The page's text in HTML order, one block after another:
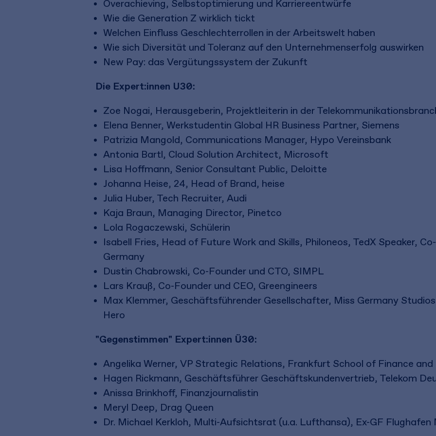
Overachieving, Selbstoptimierung und Karriereentwürfe
Wie die Generation Z wirklich tickt
Welchen Einfluss Geschlechterrollen in der Arbeitswelt haben
Wie sich Diversität und Toleranz auf den Unternehmenserfolg auswirken
New Pay: das Vergütungssystem der Zukunft
Die Expert:innen U30:
Zoe Nogai, Herausgeberin, Projektleiterin in der
Elena Benner, Werkstudentin Global HR Business Partner, Siemens
Patrizia Mangold, Communications Manager, Hypo Vereinsbank
Antonia Bartl, Cloud Solution Architect, Microsoft
Lisa Hoffmann, Senior Consultant Public, Deloitte
Johanna Heise, 24, Head of Brand, heise
Julia Huber, Tech Recruiter, Audi
Kaja Braun, Managing Director, Pinetco
Lola Rogaczewski, Schülerin
Isabell Fries, Head of Future Work and Skills, Philoneos, TedX Speaker,
Germany
Dustin Chabrowski, Co-Founder und CTO, SIMPL
Lars Krauß, Co-Founder und CEO, Greengineers
Max Klemmer, Geschäftsführender Gesellschafter, Miss Germany
Hero
"Gegenstimmen" Expert:innen Ü30:
Angelika Werner, VP Strategic Relations, Frankfurt School of Finance
Hagen Rickmann, Geschäftsführer Geschäftskundenvertrieb, Telekom
Anissa Brinkhoff, Finanzjournalistin
Meryl Deep, Drag Queen
Dr. Michael Kerkloh, Multi-Aufsichtsrat (u.a. Lufthansa), Ex-GF Flughafen